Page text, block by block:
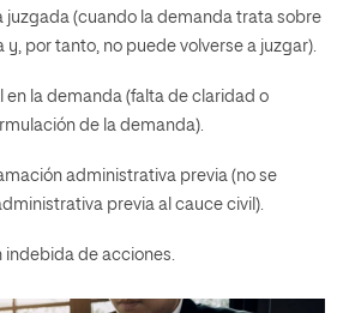
juzgada (cuando la demanda trata sobre
y, por tanto, no puede volverse a juzgar).
en la demanda (falta de claridad o
de la demanda).
administrativa previa (no se
previa al cauce civil).
de acciones.